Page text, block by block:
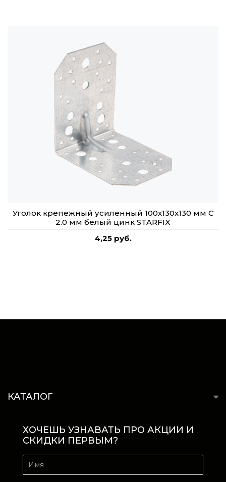
Уголок крепежный усиленный 100х130х130 мм C
2.0 мм белый цинк STARFIX
4,25 руб.
КАТАЛОГ
ХОЧЕШЬ УЗНАВАТЬ ПРО АКЦИИ И
СКИДКИ ПЕРВЫМ?